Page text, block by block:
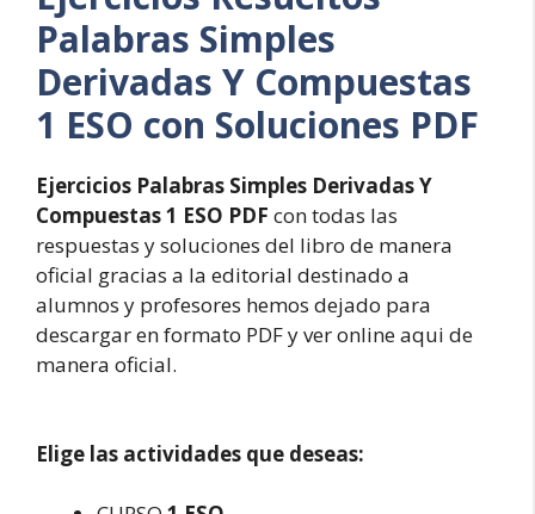
Palabras Simples
Derivadas Y Compuestas
1 ESO con Soluciones PDF
Ejercicios Palabras Simples Derivadas Y
Compuestas 1 ESO PDF con todas las
respuestas y soluciones del libro de manera
oficial gracias a la editorial destinado a
alumnos y profesores hemos dejado para
descargar en formato PDF y ver online aqui de
manera oficial.
Elige las actividades que deseas: